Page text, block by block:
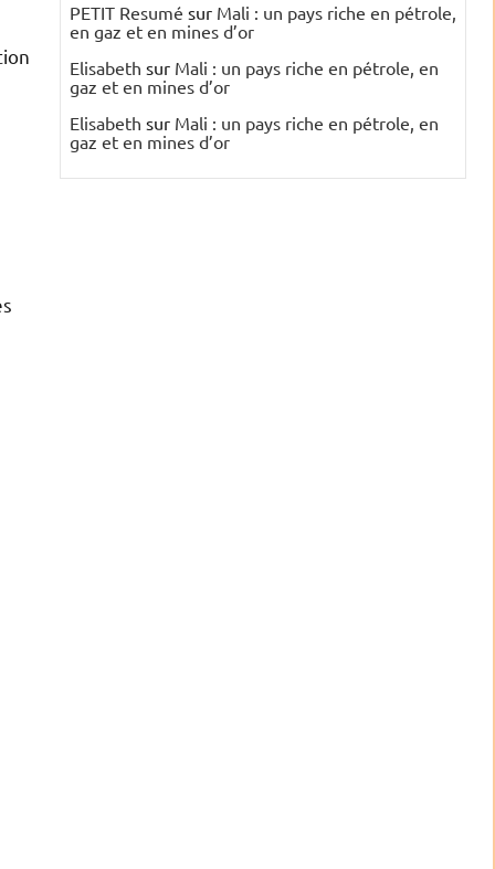
PETIT Resumé sur Mali : un pays riche en pétrole,
en gaz et en mines d’or
Elisabeth sur Mali : un pays riche en pétrole, en
gaz et en mines d’or
Elisabeth sur Mali : un pays riche en pétrole, en
gaz et en mines d’or